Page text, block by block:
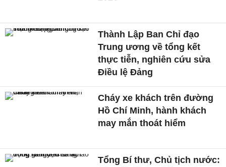
Thành Lập Ban Chỉ đạo
Trung ương về tổng kết
thực tiễn, nghiên cứu sửa
Điều lệ Đảng
Cháy xe khách trên đường
Hồ Chí Minh, hành khách
may mắn thoát hiểm
Tổng Bí thư, Chủ tịch nước: